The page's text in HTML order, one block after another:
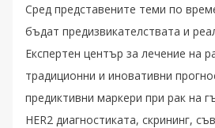
Сред представените теми по
бъдат предизвикателствата и
Експертен център за лечение на
традиционни и иновативни
предиктивни маркери при рак на
HER2 диагностиката, скрининг,